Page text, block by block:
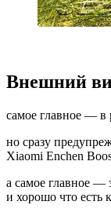
Внешний
самое главное — в
но сразу
Xiaomi Enchen
а самое главное —
и хорошо что есть